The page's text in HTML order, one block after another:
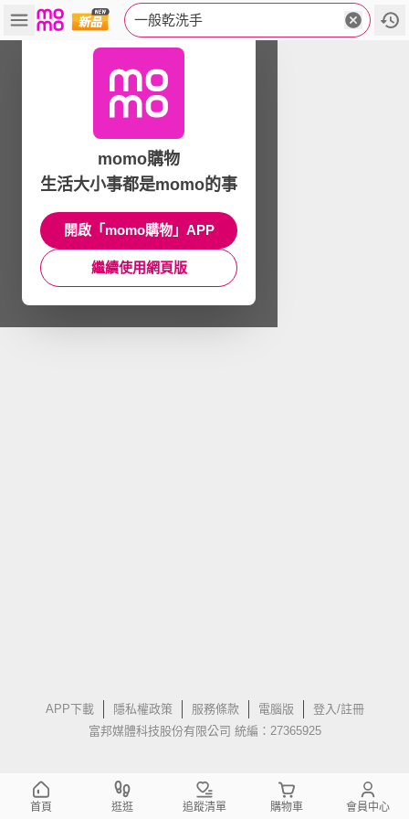
一般乾洗手
APP下載 隱私權政策 服務條款 電腦版
登入/註冊
富邦媒體科技股份有限公司 統編：27365925
momo購物
生活大小事都是momo的事
開啟「momo購物」APP
繼續使用網頁版
首頁 逛逛 追蹤清單 購物車 會員中心